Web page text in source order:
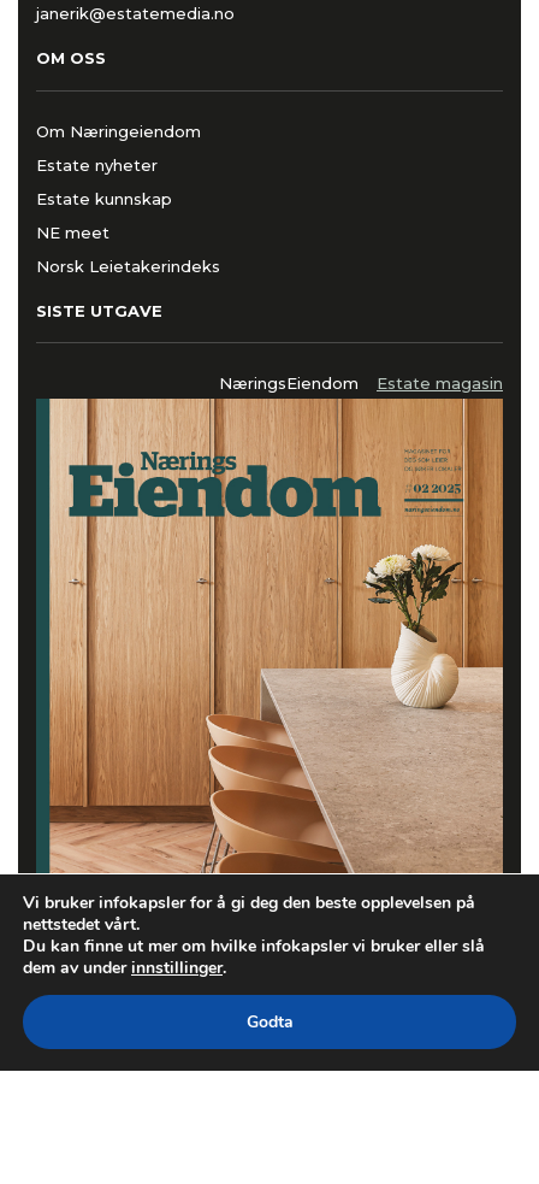
janerik@estatemedia.no
OM OSS
Om Næringeiendom
Estate nyheter
Estate kunnskap
NE meet
Norsk Leietakerindeks
SISTE UTGAVE
NæringsEiendom Estate magasin
Vi bruker infokapsler for å gi deg den beste opplevelsen på
nettstedet vårt.
Du kan finne ut mer om hvilke infokapsler vi bruker eller slå
dem av underinnstillinger.
Godta